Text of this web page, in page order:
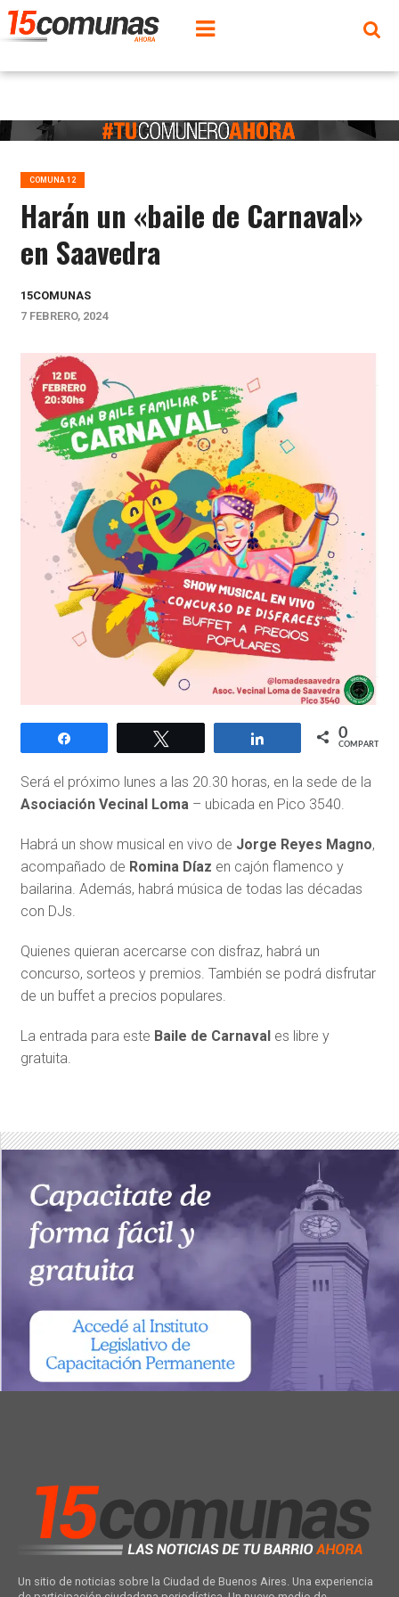
COMUNA 12
Harán un «baile de Carnaval»
en Saavedra
15COMUNAS
7 FEBRERO, 2024
Compartir 0
COMPARTIR
Será el próximo lunes a las 20.30 horas, en la sede de la
Asociación Vecinal Loma– ubicada en Pico 3540.
Habrá un show musical en vivo de Jorge Reyes Magno,
acompañado de Romina Díaz en cajón flamenco y
bailarina. Además, habrá música de todas las décadas
con DJs.
Quienes quieran acercarse con disfraz, habrá un
concurso, sorteos y premios. También se podrá disfrutar
de un buffet a precios populares.
La entrada para este Baile de Carnaval es libre y
gratuita.
Un sitio de noticias sobre la Ciudad de Buenos Aires. Una experiencia